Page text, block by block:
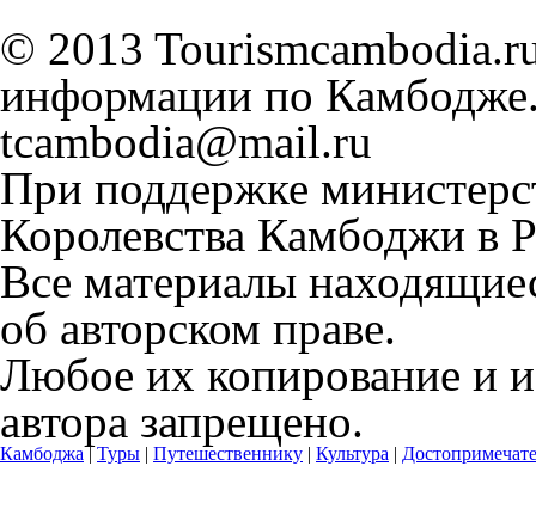
© 2013
информации по Камбодже.
tcambodia@mail.ru
При поддержке
Королевства Камбоджи в
Все материалы
об авторском праве.
Любое их копирование и
автора запрещено.
Камбоджа|Туры | Путешественнику | Культура |